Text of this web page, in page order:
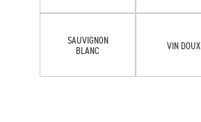
SAUVIGNON
BLANC
VIN DOUX